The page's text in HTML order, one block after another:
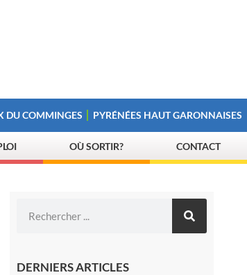
DU COMMINGES PYRÉNÉES HAUT GARONNAISES
OÙ SORTIR? CONTACT
DERNIERS ARTICLES